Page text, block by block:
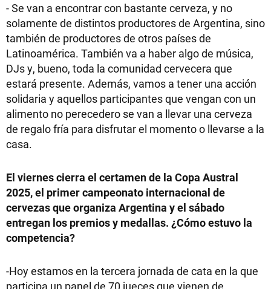
- Se van a encontrar con bastante cerveza, y no
solamente de distintos productores de Argentina, sino
también de productores de otros países de
Latinoamérica. También va a haber algo de música,
DJs y, bueno, toda la comunidad cervecera que
estará presente. Además, vamos a tener una acción
solidaria y aquellos participantes que vengan con un
alimento no perecedero se van a llevar una cerveza
de regalo fría para disfrutar el momento o llevarse a la
casa.
El viernes cierra el certamen de la Copa Austral
2025, el primer campeonato internacional de
cervezas que organiza Argentina y el sábado
entregan los premios y medallas. ¿Cómo estuvo la
competencia?
-Hoy estamos en la tercera jornada de cata en la que
participa un panel de 70 jueces que vienen de